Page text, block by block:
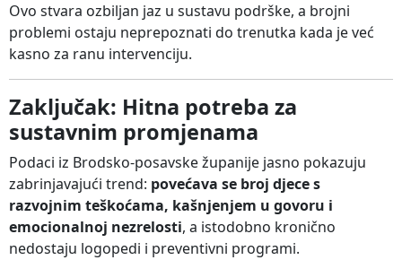
Ovo stvara ozbiljan jaz u sustavu podrške, a brojni
problemi ostaju neprepoznati do trenutka kada je već
kasno za ranu intervenciju.
Zaključak: Hitna potreba za
sustavnim promjenama
Podaci iz Brodsko-posavske županije jasno pokazuju
zabrinjavajući trend: povećava se broj djece s
razvojnim teškoćama, kašnjenjem u govoru i
emocionalnoj nezrelosti, a istodobno kronično
nedostaju logopedi i preventivni programi.